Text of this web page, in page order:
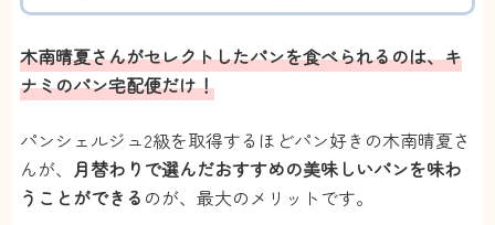
木南晴夏さんがセレクトしたパンを食べられるのは、キ
ナミのパン宅配便だけ！
パンシェルジュ2級を取得するほどパン好きの木南晴夏さ
んが、 月替わりで選んだおすすめの美味しいパンを味わ
うことができる のが、最大のメリットです。